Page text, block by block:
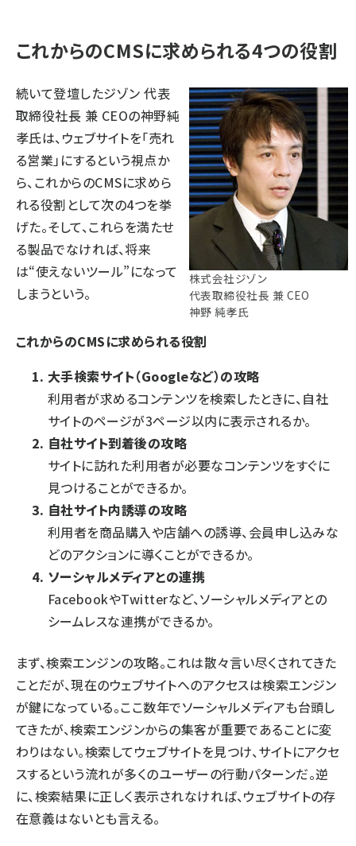
これからのCMSに求められる4つの役割
株式会社ジゾン
代表取締役社長 兼 CEO
神野 純孝氏
続いて登壇したジゾン 代表
取締役社長 兼 CEOの神野純
孝氏は、ウェブサイトを「売れ
る営業」にするという視点か
ら、これからのCMSに求めら
れる役割として次の4つを挙
げた。そして、これらを満たせ
る製品でなければ、将来
は“使えないツール”になって
しまうという。
これからのCMSに求められる役割
大手検索サイト（Googleなど）の攻略
利用者が求めるコンテンツを検索したときに、自社
サイトのページが3ページ以内に表示されるか。
自社サイト到着後の攻略
サイトに訪れた利用者が必要なコンテンツをすぐに
見つけることができるか。
自社サイト内誘導の攻略
利用者を商品購入や店舗への誘導、会員申し込みな
どのアクションに導くことができるか。
ソーシャルメディアとの連携
FacebookやTwitterなど、ソーシャルメディアとの
シームレスな連携ができるか。
まず、検索エンジンの攻略。これは散々言い尽くされてきた
ことだが、現在のウェブサイトへのアクセスは検索エンジン
が鍵になっている。ここ数年でソーシャルメディアも台頭し
てきたが、検索エンジンからの集客が重要であることに変
わりはない。検索してウェブサイトを見つけ、サイトにアクセ
スするという流れが多くのユーザーの行動パターンだ。逆
に、検索結果に正しく表示されなければ、ウェブサイトの存
在意義はないとも言える。